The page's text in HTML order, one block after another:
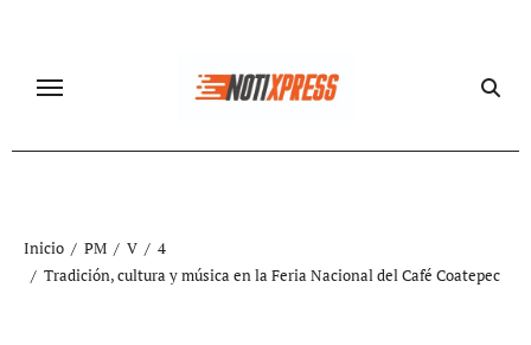
contenido
Inicio PM V
4
Tradición, cultura y música en la Feria Nacional del Café Coatepec